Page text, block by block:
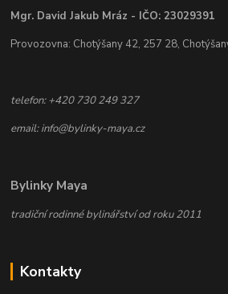
Mgr. David Jakub Mráz - IČO: 23029391
Provozovna: Chotýšany 42, 257 28,
telefon: +420 730 249 327
email: info@bylinky-maya.cz
Bylinky Maya
tradiční rodinné bylinářství od roku 2011
Kontakty